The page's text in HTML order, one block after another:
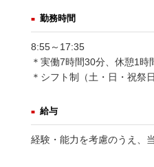
勤務時間
8:55～17:35
＊実働7時間30分、休憩1時
＊シフト制（土・日・祝祭
給与
経験・能力を考慮のうえ、